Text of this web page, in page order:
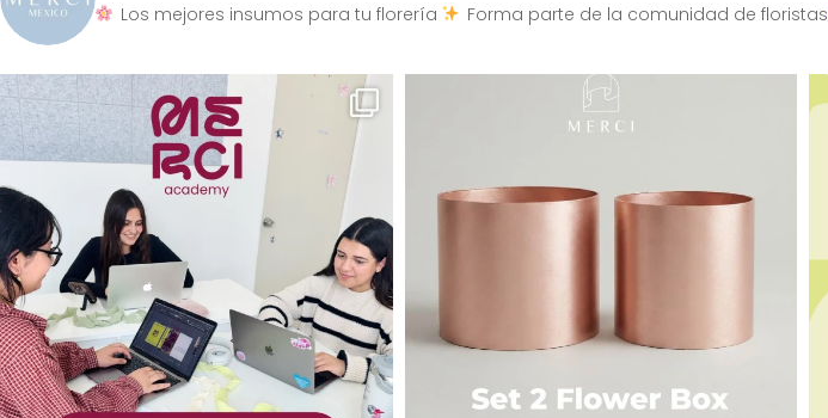
Los mejores insumos para tu florería
Forma parte de la comunidad de floristas